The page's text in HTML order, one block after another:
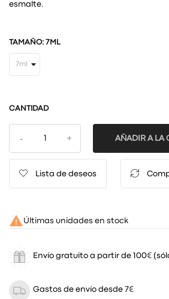
esmalte.
TAMAÑO: 7ML
CANTIDAD
AÑADIR A LA
Lista de deseos
 Últimas unidades en stock
Envío gratuito a partir de 100€
Gastos de envío desde 7€